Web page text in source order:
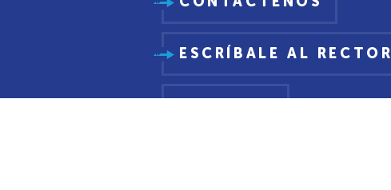
ESCRÍBALE AL RECTOR